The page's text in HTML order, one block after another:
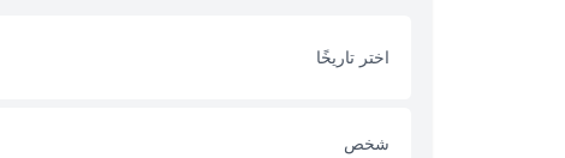
اختر تاريخًا
شخص